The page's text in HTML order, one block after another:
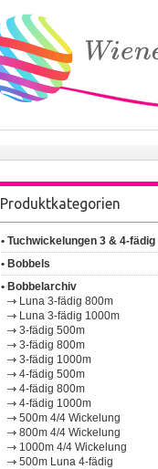
Produktkategorien
• Tuchwickelungen 3 & 4-fädig
• Bobbels
• Bobbelarchiv
Luna 3-fädig 800m
Luna 3-fädig 1000m
3-fädig 500m
3-fädig 800m
3-fädig 1000m
4-fädig 500m
4-fädig 800m
4-fädig 1000m
500m 4/4 Wickelung
800m 4/4 Wickelung
1000m 4/4 Wickelung
500m Luna 4-fädig